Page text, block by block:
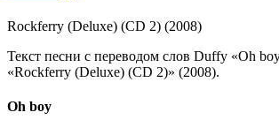
Rockferry (Deluxe) (CD 2) (2008)
Текст песни с переводом слов Duffy «Oh
«Rockferry (Deluxe) (CD 2)» (2008).
Oh boy